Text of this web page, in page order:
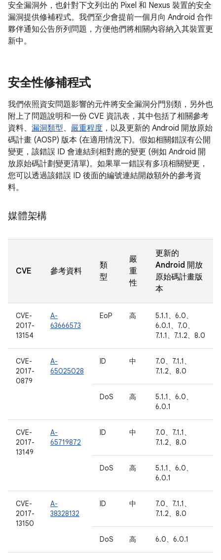
安全漏洞外，也針對下文列出的 Pixel 和 Nexus 裝置的安全
漏洞提供修補程式。我們至少會提前一個月向 Android 合作
夥伴通知公告所列問題，方便他們將相關內容納入其裝置更
新中。
安全性修補程式
我們依照資安問題影響的元件將安全漏洞分門別類，另外也
附上了問題說明和一份 CVE 資訊表，其中包括了相關參考
資料、 漏洞類型、 嚴重程度 ，以及更新的 Android 開放原始
碼計畫 (AOSP) 版本 (在適用情況下)。假如相關錯誤有公開
變更，該錯誤 ID 會連結到相對應的變更 (例如 Android 開
放原始碼計劃變更清單)。如果單一錯誤有多項相關變更，
您可以透過該錯誤 ID 後面的編號連結開啟額外的參考資
料。
媒體架構
CVE 參考資料
類
型
嚴
重
性
更新的
Android 開放
原始碼計畫版
本
CVE-
2017-
13154
A-
63666573
EoP 高
5.1.1、6.0、
6.0.1、7.0、
7.1.1、7.1.2、8.0
CVE-
2017-
0879
A-
65025028
ID 中
7.0、7.1.1、
7.1.2、8.0
DoS 高
5.1.1、6.0、
6.0.1
CVE-
2017-
13149
A-
65719872
ID 中
7.0、7.1.1、
7.1.2、8.0
DoS 高
5.1.1、6.0、
6.0.1
CVE-
2017-
13150
A-
38328132
ID 中
7.0、7.1.1、
7.1.2、8.0
DoS 高 6.0、6.0.1